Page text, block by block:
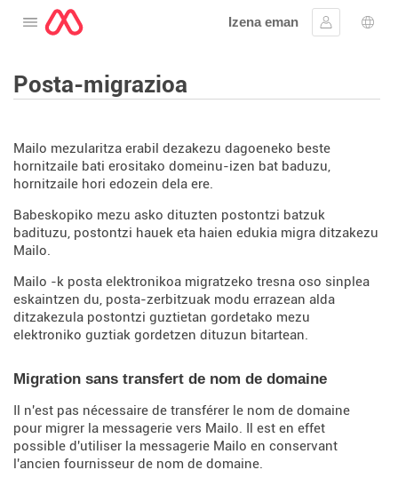
Ireki menua
Izena eman
Hasi saioa
Posta-migrazioa
Mailo mezularitza erabil dezakezu dagoeneko beste
hornitzaile bati erositako domeinu-izen bat baduzu,
hornitzaile hori edozein dela ere.
Babeskopiko mezu asko dituzten postontzi batzuk
badituzu, postontzi hauek eta haien edukia migra ditzakezu
Mailo.
Mailo -k posta elektronikoa migratzeko tresna oso sinplea
eskaintzen du, posta-zerbitzuak modu errazean alda
ditzakezula postontzi guztietan gordetako mezu
elektroniko guztiak gordetzen dituzun bitartean.
Migration sans transfert de nom de domaine
Il n'est pas nécessaire de transférer le nom de domaine
pour migrer la messagerie vers Mailo. Il est en effet
possible d'utiliser la messagerie Mailo en conservant
l'ancien fournisseur de nom de domaine.